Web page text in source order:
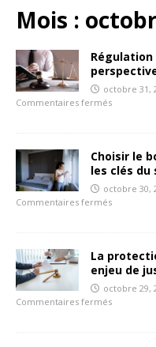
Mois :
octobre 31,
Commentaires fermés
Choisir le
les clés du
octobre 30,
Commentaires fermés
La
enjeu de
octobre 29,
Commentaires fermés